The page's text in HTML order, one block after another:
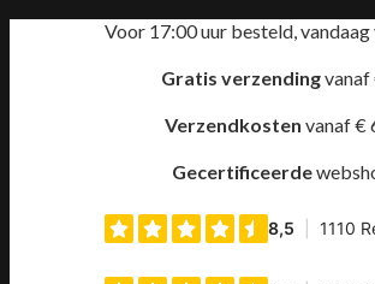
Voor 17:00 uur besteld,
Gratis verzendingvanaf
Verzendkosten vanaf €
Gecertificeerde